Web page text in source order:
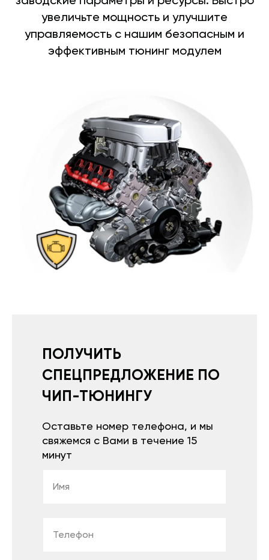
увеличьте мощность и улучшите
управляемость с нашим безопасным и
эффективным тюнинг модулем
ПОЛУЧИТЬ
СПЕЦПРЕДЛОЖЕНИЕ ПО
ЧИП-ТЮНИНГУ
Оставьте номер телефона, и мы
свяжемся с Вами в течение 15
минут